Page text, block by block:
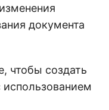
документа
чтобы создать
использованием